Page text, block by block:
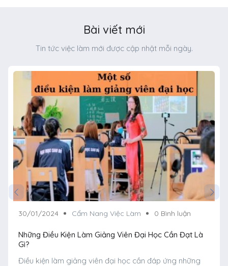
Bài viết mới
Tin tức việc làm mới được cập nhật mỗi ngày.
30/01/2024 Cẩm Nang Việc Làm 0 Bình luận
Những Điều Kiện Làm Giảng Viên Đại Học Cần Đạt Là
Gì?
Điều kiện làm giảng viên đại học cần đáp ứng những